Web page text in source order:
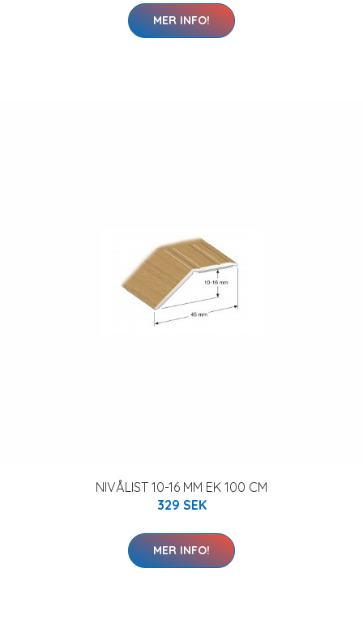
MER INFO!
NIVÅLIST 10-16 MM EK 100 CM
329 SEK
MER INFO!